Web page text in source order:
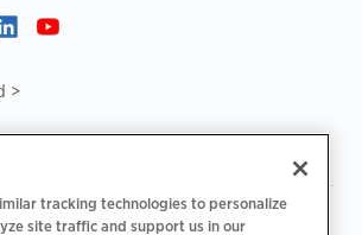
>
Ihre Datenschutzoptionen
tracking technologies to personalize
site traffic and support us in our